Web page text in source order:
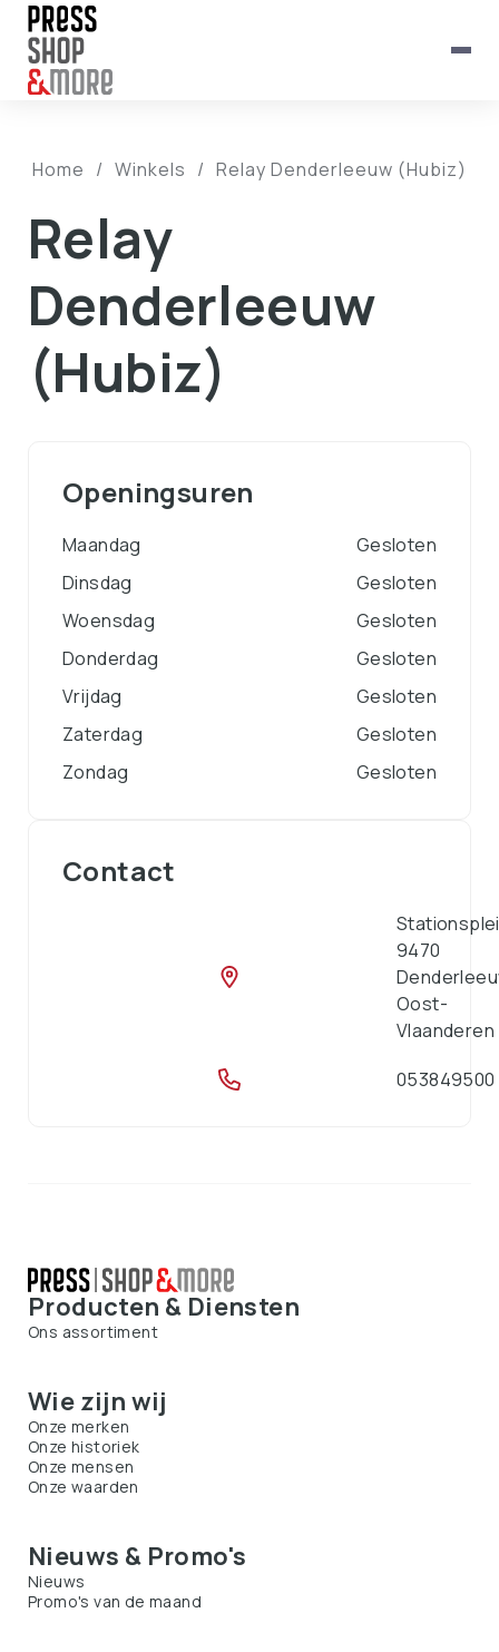
Home / Winkels / Relay Denderleeuw (Hubiz)
Relay
Denderleeuw
(Hubiz)
Openingsuren
Maandag
Gesloten
Dinsdag
Gesloten
Woensdag
Gesloten
Donderdag
Gesloten
Vrijdag
Gesloten
Zaterdag
Gesloten
Zondag
Gesloten
Contact
9470
Oost-
Vlaanderen
053849500
Producten & Diensten
Ons assortiment
Wie zijn wij
Onze merken
Onze historiek
Onze mensen
Onze waarden
Nieuws & Promo's
Nieuws
Promo's van de maand